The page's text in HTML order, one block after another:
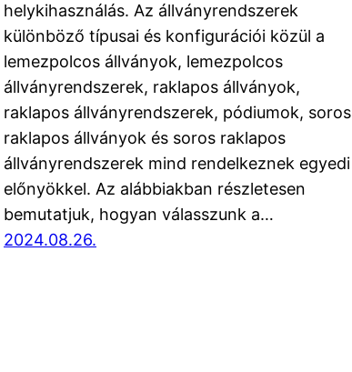
helykihasználás. Az állványrendszerek
különböző típusai és konfigurációi közül a
lemezpolcos állványok, lemezpolcos
állványrendszerek, raklapos állványok,
raklapos állványrendszerek, pódiumok, soros
raklapos állványok és soros raklapos
állványrendszerek mind rendelkeznek egyedi
előnyökkel. Az alábbiakban részletesen
bemutatjuk, hogyan válasszunk a…
2024.08.26.